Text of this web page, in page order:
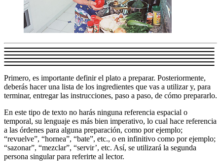
Primero, es importante definir el plato a preparar. Posteriormente,
deberás hacer una lista de los ingredientes que vas a utilizar y, para
terminar, entregar las instrucciones, paso a paso, de cómo prepararlo.
En este tipo de texto no harás ninguna referencia espacial o
temporal, su lenguaje es más bien imperativo, lo cual hace referencia
a las órdenes para alguna preparación, como por ejemplo;
“revuelve”, “hornea”, “bate”, etc., o en infinitivo como por ejemplo;
“sazonar”, “mezclar”, “servir’, etc. Así, se utilizará la segunda
persona singular para referirte al lector.